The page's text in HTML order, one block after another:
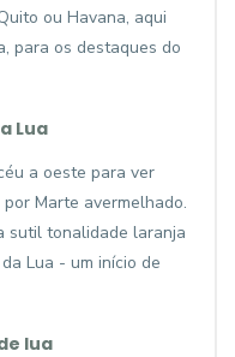
ou Havana, aqui
para os destaques do
Lua
a oeste para ver
Marte avermelhado.
sutil tonalidade laranja
Lua - um início de
lua